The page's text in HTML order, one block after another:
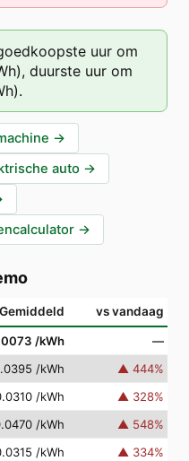
uur om
duurste uur om
→
auto →
→
Gemiddeld vs vandaag
/kWh
—
/kWh ▲ 444%
/kWh ▲ 328%
/kWh ▲ 548%
/kWh ▲ 334%